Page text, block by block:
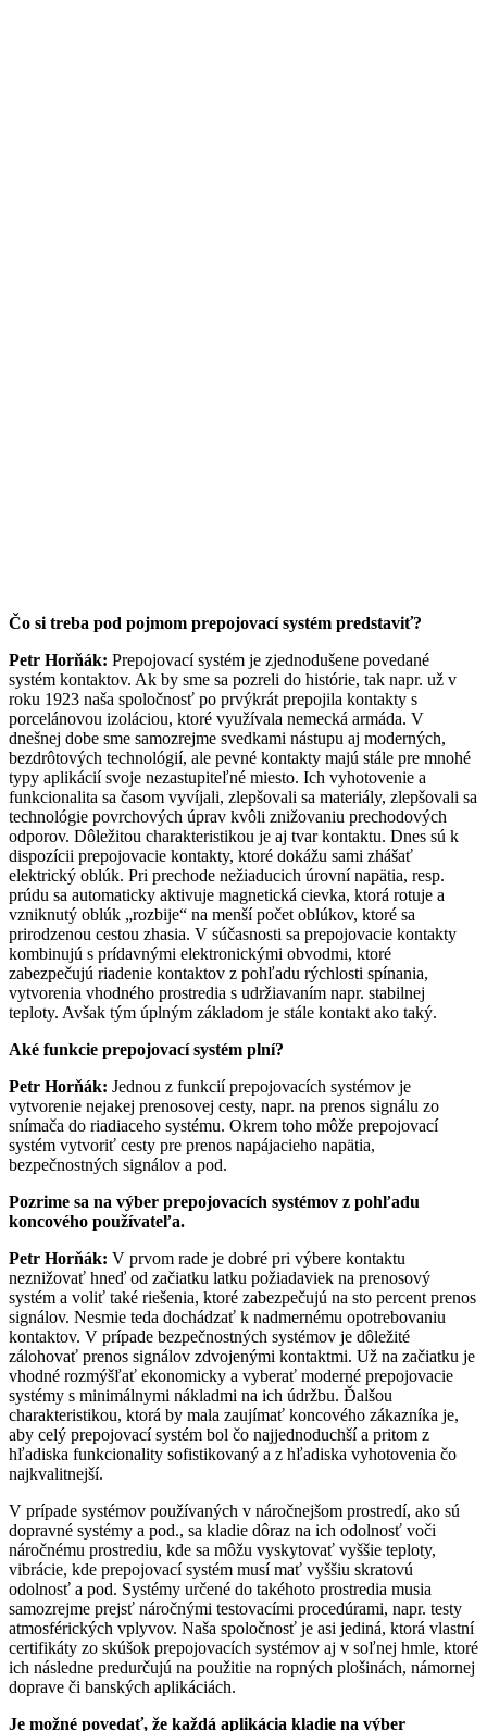
Čo si treba pod pojmom prepojovací systém predstaviť?
Petr Horňák: Prepojovací systém je zjednodušene povedané
systém kontaktov. Ak by sme sa pozreli do histórie, tak napr. už v
roku 1923 naša spoločnosť po prvýkrát prepojila kontakty s
porcelánovou izoláciou, ktoré využívala nemecká armáda. V
dnešnej dobe sme samozrejme svedkami nástupu aj moderných,
bezdrôtových technológií, ale pevné kontakty majú stále pre mnohé
typy aplikácií svoje nezastupiteľné miesto. Ich vyhotovenie a
funkcionalita sa časom vyvíjali, zlepšovali sa materiály, zlepšovali sa
technológie povrchových úprav kvôli znižovaniu prechodových
odporov. Dôležitou charakteristikou je aj tvar kontaktu. Dnes sú k
dispozícii prepojovacie kontakty, ktoré dokážu sami zhášať
elektrický oblúk. Pri prechode nežiaducich úrovní napätia, resp.
prúdu sa automaticky aktivuje magnetická cievka, ktorá rotuje a
vzniknutý oblúk „rozbije“ na menší počet oblúkov, ktoré sa
prirodzenou cestou zhasia. V súčasnosti sa prepojovacie kontakty
kombinujú s prídavnými elektronickými obvodmi, ktoré
zabezpečujú riadenie kontaktov z pohľadu rýchlosti spínania,
vytvorenia vhodného prostredia s udržiavaním napr. stabilnej
teploty. Avšak tým úplným základom je stále kontakt ako taký.
Aké funkcie prepojovací systém plní?
Petr Horňák: Jednou z funkcií prepojovacích systémov je
vytvorenie nejakej prenosovej cesty, napr. na prenos signálu zo
snímača do riadiaceho systému. Okrem toho môže prepojovací
systém vytvoriť cesty pre prenos napájacieho napätia,
bezpečnostných signálov a pod.
Pozrime sa na výber prepojovacích systémov z pohľadu
koncového používateľa.
Petr Horňák: V prvom rade je dobré pri výbere kontaktu
neznižovať hneď od začiatku latku požiadaviek na prenosový
systém a voliť také riešenia, ktoré zabezpečujú na sto percent prenos
signálov. Nesmie teda dochádzať k nadmernému opotrebovaniu
kontaktov. V prípade bezpečnostných systémov je dôležité
zálohovať prenos signálov zdvojenými kontaktmi. Už na začiatku je
vhodné rozmýšľať ekonomicky a vyberať moderné prepojovacie
systémy s minimálnymi nákladmi na ich údržbu. Ďalšou
charakteristikou, ktorá by mala zaujímať koncového zákazníka je,
aby celý prepojovací systém bol čo najjednoduchší a pritom z
hľadiska funkcionality sofistikovaný a z hľadiska vyhotovenia čo
najkvalitnejší.
V prípade systémov používaných v náročnejšom prostredí, ako sú
dopravné systémy a pod., sa kladie dôraz na ich odolnosť voči
náročnému prostrediu, kde sa môžu vyskytovať vyššie teploty,
vibrácie, kde prepojovací systém musí mať vyššiu skratovú
odolnosť a pod. Systémy určené do takéhoto prostredia musia
samozrejme prejsť náročnými testovacími procedúrami, napr. testy
atmosférických vplyvov. Naša spoločnosť je asi jediná, ktorá vlastní
certifikáty zo skúšok prepojovacích systémov aj v soľnej hmle, ktoré
ich následne predurčujú na použitie na ropných plošinách, námornej
doprave či banských aplikáciách.
Je možné povedať, že každá aplikácia kladie na výber